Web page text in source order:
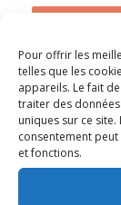
Pour offrir les
telles que les
appareils. Le fait
traiter des
uniques sur ce
consentement
et fonctions.